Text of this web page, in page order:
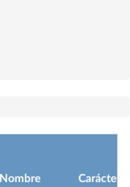
Nombre
Carácter